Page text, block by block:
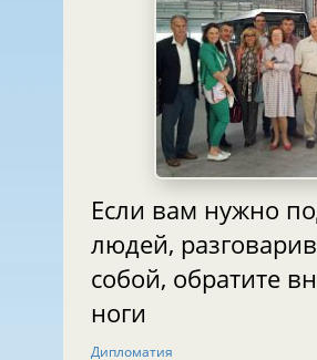
Если вам нужно
людей,
собой, обратите внимание на их …
ноги
Дипломатия